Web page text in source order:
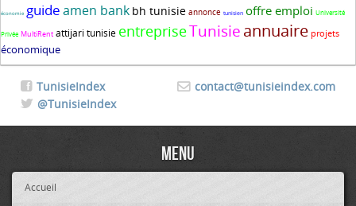
économie guideamen bank bh tunisie annonce tunisien offre emploi Université
Privée MultiRent attijari tunisie entrepriseTunisieannuaire projets
économique
contact@tunisieindex.com
TunisieIndex
@TunisieIndex
Menu
Accueil